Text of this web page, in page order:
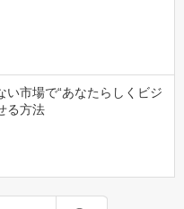
い市場で“あなたらしくビジ
る方法